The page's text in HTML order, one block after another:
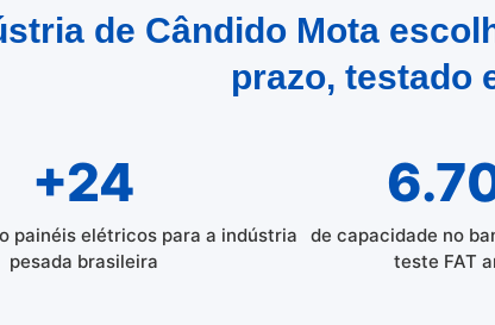
de Cândido Mota
prazo, testado
+24
painéis elétricos para a indústria
pesada brasileira
de capacidade no
teste FAT